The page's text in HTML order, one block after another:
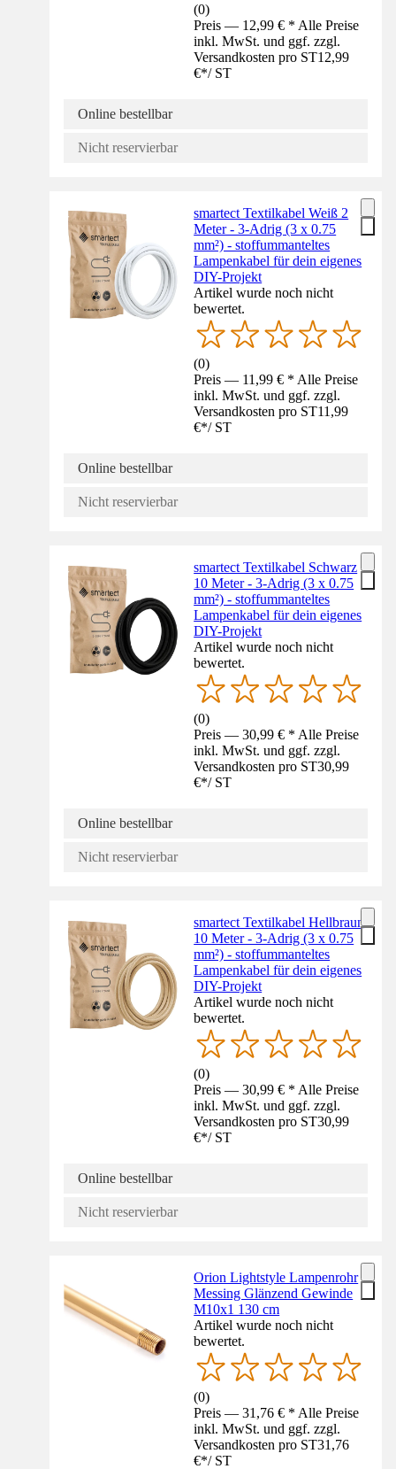
(0)
Preis — 12,99 € * Alle Preise
inkl. MwSt. und ggf. zzgl.
Versandkosten pro ST12,99
€*/ ST
Online bestellbar
Nicht reservierbar
smartect Textilkabel Weiß 2
Meter - 3-Adrig (3 x 0.75
mm²) - stoffummanteltes
Lampenkabel für dein eigenes
DIY-Projekt
Artikel wurde noch nicht
bewertet.
(0)
Preis — 11,99 € * Alle Preise
inkl. MwSt. und ggf. zzgl.
Versandkosten pro ST11,99
€*/ ST
Online bestellbar
Nicht reservierbar
smartect Textilkabel Schwarz
10 Meter - 3-Adrig (3 x 0.75
mm²) - stoffummanteltes
Lampenkabel für dein eigenes
DIY-Projekt
Artikel wurde noch nicht
bewertet.
(0)
Preis — 30,99 € * Alle Preise
inkl. MwSt. und ggf. zzgl.
Versandkosten pro ST30,99
€*/ ST
Online bestellbar
Nicht reservierbar
smartect Textilkabel Hellbraun
10 Meter - 3-Adrig (3 x 0.75
mm²) - stoffummanteltes
Lampenkabel für dein eigenes
DIY-Projekt
Artikel wurde noch nicht
bewertet.
(0)
Preis — 30,99 € * Alle Preise
inkl. MwSt. und ggf. zzgl.
Versandkosten pro ST30,99
€*/ ST
Online bestellbar
Nicht reservierbar
Orion Lightstyle Lampenrohr
Messing Glänzend Gewinde
M10x1 130 cm
Artikel wurde noch nicht
bewertet.
(0)
Preis — 31,76 € * Alle Preise
inkl. MwSt. und ggf. zzgl.
Versandkosten pro ST31,76
€*/ ST